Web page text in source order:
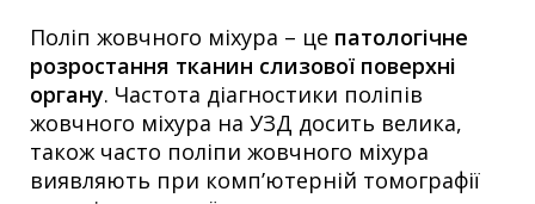
Поліп жовчного міхура – це патологічне
розростання тканин слизової поверхні
органу. Частота діагностики поліпів
жовчного міхура на УЗД досить велика,
також часто поліпи жовчного міхура
виявляють при комп’ютерній томографії